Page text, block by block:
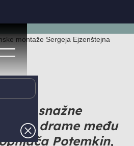
snažne
drame među
Potemkin,